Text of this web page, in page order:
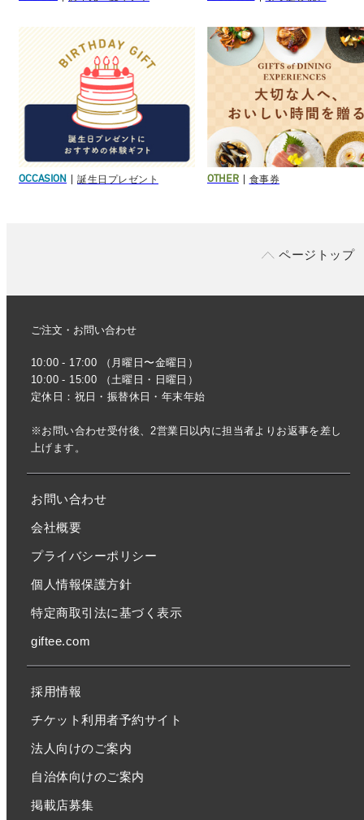
OCCASION 誕生日プレゼント OTHER 食事券
ページトップ
ご注文・お問い合わせ
10:00 - 17:00 （月曜日〜金曜日）
10:00 - 15:00 （土曜日・日曜日）
定休日：祝日・振替休日・年末年始
※お問い合わせ受付後、2営業日以内に担当者よりお返事を差し
上げます。
お問い合わせ
会社概要
プライバシーポリシー
個人情報保護方針
特定商取引法に基づく表示
giftee.com
採用情報
チケット利用者予約サイト
法人向けのご案内
自治体向けのご案内
掲載店募集